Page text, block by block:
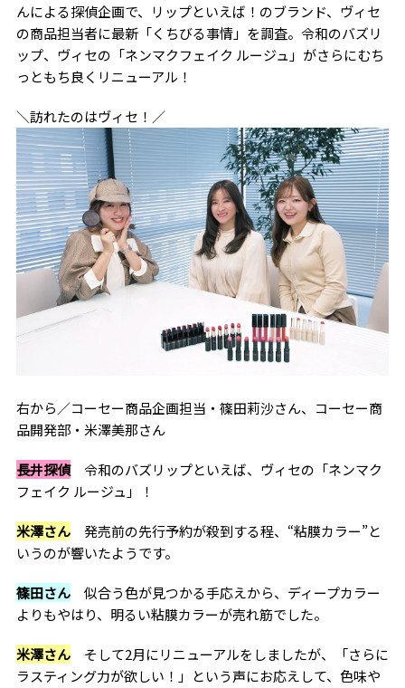
んによる探偵企画で、リップといえば！のブランド、ヴィセ
の商品担当者に最新「くちびる事情」を調査。令和のバズリ
ップ、ヴィセの「ネンマクフェイク ルージュ」がさらにむち
っともち良くリニューアル！
＼訪れたのはヴィセ！／
右から／コーセー商品企画担当・篠田莉沙さん、コーセー商
品開発部・米澤美那さん
長井探偵令和のバズリップといえば、ヴィセの「ネンマク
フェイク ルージュ」！
米澤さん発売前の先行予約が殺到する程、“粘膜カラー”と
いうのが響いたようです。
篠田さん似合う色が見つかる手応えから、ディープカラー
よりもやはり、明るい粘膜カラーが売れ筋でした。
米澤さんそして2月にリニューアルをしましたが、「さらに
ラスティング力が欲しい！」という声にお応えして、色味や